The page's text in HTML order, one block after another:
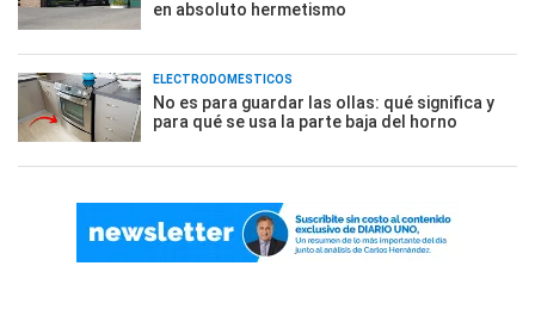
en absoluto hermetismo
ELECTRODOMÉSTICOS
No es para guardar las ollas: qué significa y
para qué se usa la parte baja del horno